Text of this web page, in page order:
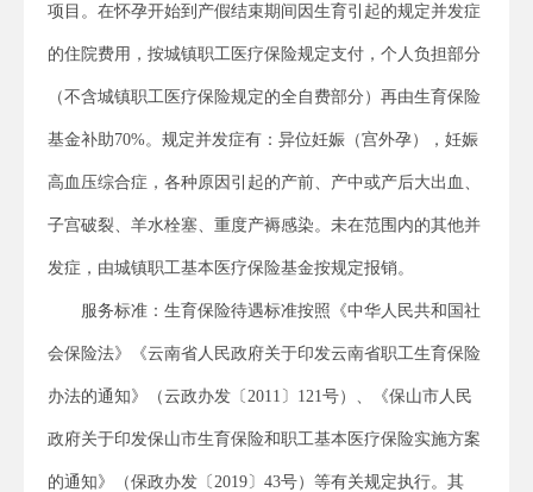
项目。在怀孕开始到产假结束期间因生育引起的规定并发症
的住院费用，按城镇职工医疗保险规定支付，个人负担部分
（不含城镇职工医疗保险规定的全自费部分）再由生育保险
基金补助70%。规定并发症有：异位妊娠（宫外孕），妊娠
高血压综合症，各种原因引起的产前、产中或产后大出血、
子宫破裂、羊水栓塞、重度产褥感染。未在范围内的其他并
发症，由城镇职工基本医疗保险基金按规定报销。
服务标准：生育保险待遇标准按照《中华人民共和国社
会保险法》《云南省人民政府关于印发云南省职工生育保险
办法的通知》（云政办发〔2011〕121号）、《保山市人民
政府关于印发保山市生育保险和职工基本医疗保险实施方案
的通知》（保政办发〔2019〕43号）等有关规定执行。其